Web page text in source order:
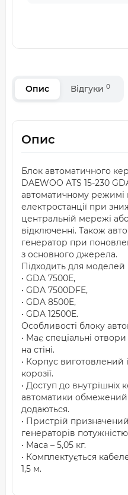
Опис Відгуки 0
Опис
Блок автоматичного
DAEWOO ATS 15-230
автоматичному режимі
електростанції при
центральній мережі
відключенні. Також
генератор при
з основного джерела.
Підходить для моделей
• GDA 7500E,
• GDA 7500DFE,
• GDA 8500E,
• GDA 12500E.
Особливості блоку
• Має спеціальні
на стіні.
• Корпус виготовлений
корозії.
• Доступ до внутрішніх
автоматики обмежений
додаються.
• Пристрій
генераторів потужністю
• Маса – 5,05 кг.
• Комплектується
1,5 м.